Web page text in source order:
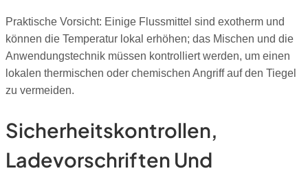
Praktische Vorsicht: Einige Flussmittel sind exotherm und
können die Temperatur lokal erhöhen; das Mischen und die
Anwendungstechnik müssen kontrolliert werden, um einen
lokalen thermischen oder chemischen Angriff auf den Tiegel
zu vermeiden.
Sicherheitskontrollen,
Ladevorschriften Und